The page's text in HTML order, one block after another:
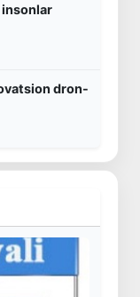
insonlar
dron-